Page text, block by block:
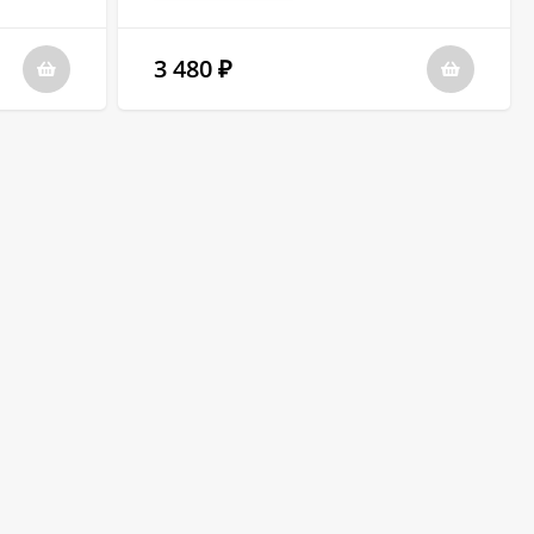
3 480 ₽